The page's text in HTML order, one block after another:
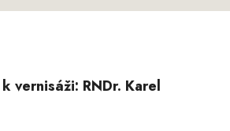
vernisáži: RNDr. Karel